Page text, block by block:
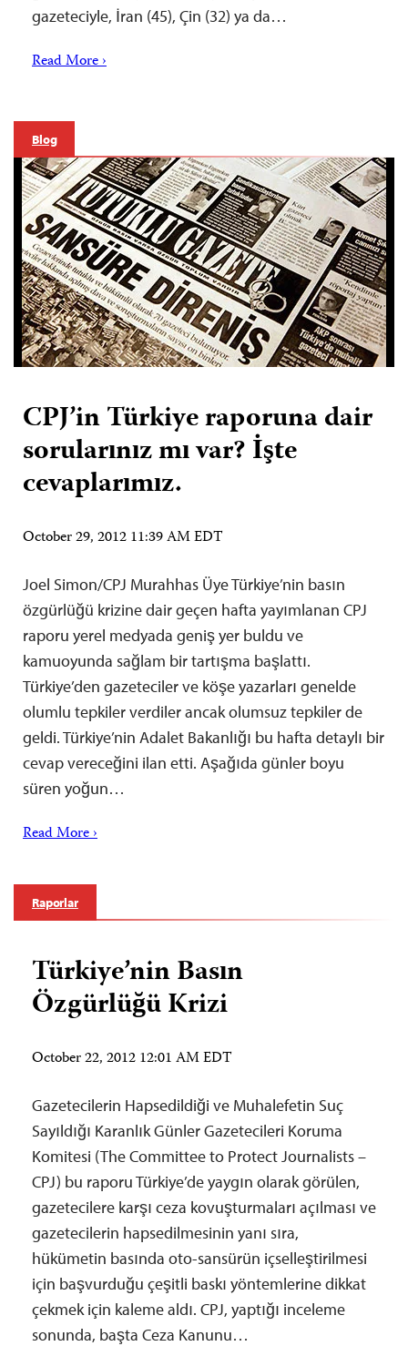
gazeteciyle, İran (45), Çin (32) ya da…
Read More ›
Blog
CPJ’in Türkiye raporuna dair
sorularınız mı var? İşte
cevaplarımız.
October 29, 2012 11:39 AM EDT
Joel Simon/CPJ Murahhas Üye Türkiye’nin basın
özgürlüğü krizine dair geçen hafta yayımlanan CPJ
raporu yerel medyada geniş yer buldu ve
kamuoyunda sağlam bir tartışma başlattı.
Türkiye’den gazeteciler ve köşe yazarları genelde
olumlu tepkiler verdiler ancak olumsuz tepkiler de
geldi. Türkiye’nin Adalet Bakanlığı bu hafta detaylı bir
cevap vereceğini ilan etti. Aşağıda günler boyu
süren yoğun…
Read More ›
Raporlar
Türkiye’nin Basın
Özgürlüğü Krizi
October 22, 2012 12:01 AM EDT
Gazetecilerin Hapsedildiği ve Muhalefetin Suç
Sayıldığı Karanlık Günler Gazetecileri Koruma
Komitesi (The Committee to Protect Journalists –
CPJ) bu raporu Türkiye’de yaygın olarak görülen,
gazetecilere karşı ceza kovuşturmaları açılması ve
gazetecilerin hapsedilmesinin yanı sıra,
hükümetin basında oto-sansürün içselleştirilmesi
için başvurduğu çeşitli baskı yöntemlerine dikkat
çekmek için kaleme aldı. CPJ, yaptığı inceleme
sonunda, başta Ceza Kanunu…